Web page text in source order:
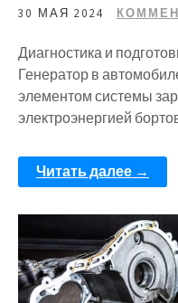
30 МАЯ 2024
Диагностика и
Генератор в
элементом системы
электроэнергией
Читать далее →